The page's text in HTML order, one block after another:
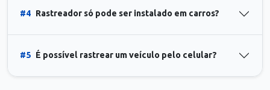
#4 Rastreador só pode ser instalado em carros?
#5 É possível rastrear um veículo pelo celular?